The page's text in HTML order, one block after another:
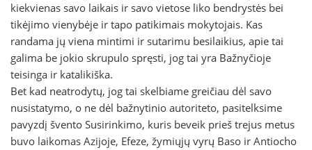
kiekvienas savo laikais ir savo vietose liko bendrystės bei
tikėjimo vienybėje ir tapo patikimais mokytojais. Kas
randama jų viena mintimi ir sutarimu besilaikius, apie tai
galima be jokio skrupulo spręsti, jog tai yra Bažnyčioje
teisinga ir katalikiška.
Bet kad neatrodytų, jog tai skelbiame greičiau dėl savo
nusistatymo, o ne dėl bažnytinio autoriteto, pasitelksime
pavyzdį švento Susirinkimo, kuris beveik prieš trejus metus
buvo laikomas Azijoje, Efeze, žymiųjų vyrų Baso ir Antiocho